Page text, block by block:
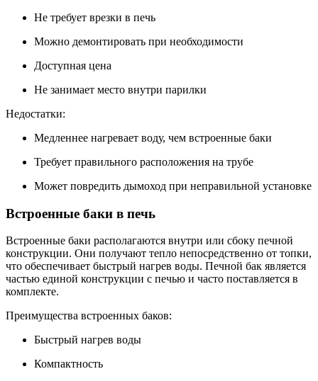
Не требует врезки в печь
Можно демонтировать при необходимости
Доступная цена
Не занимает место внутри парилки
Недостатки:
Медленнее нагревает воду, чем встроенные баки
Требует правильного расположения на трубе
Может повредить дымоход при неправильной установке
Встроенные баки в печь
Встроенные баки располагаются внутри или сбоку печной
конструкции. Они получают тепло непосредственно от топки,
что обеспечивает быстрый нагрев воды. Печной бак является
частью единой конструкции с печью и часто поставляется в
комплекте.
Преимущества встроенных баков:
Быстрый нагрев воды
Компактность